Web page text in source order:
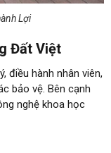
Lợi
Đất Việt
điều hành nhân viên,
bảo vệ. Bên cạnh
nghệ khoa học